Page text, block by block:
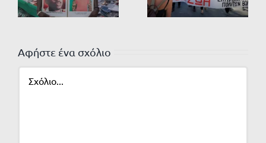
Αφήστε ένα σχόλιο